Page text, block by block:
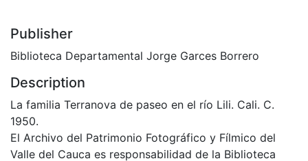
Publisher
Biblioteca Departamental Jorge Garces Borrero
Description
La familia Terranova de paseo en el río Lili. Cali. C.
1950.
El Archivo del Patrimonio Fotográfico y Fílmico del
Valle del Cauca es responsabilidad de la Biblioteca